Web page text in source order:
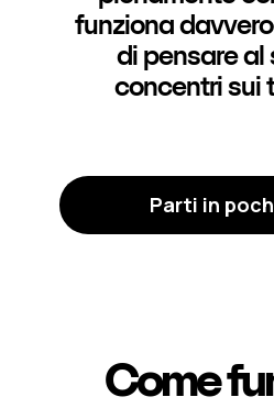
funziona
di pensare al
concentri sui
Parti in
Come